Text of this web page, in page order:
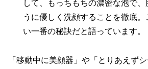
して、もっちもちの濃密な泡で、
うに優しく洗顔することを徹底
い一番の秘訣だと語っています。
「移動中に美顔器」や「とりあえず